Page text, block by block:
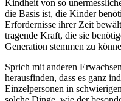
Kindheit von so
die Basis ist, die Kinder
Erfordernisse ihrer Zeit
tragende Kraft, die sie
Generation stemmen zu
Sprich mit anderen
herausfinden, dass es ganz
Einzelpersonen in